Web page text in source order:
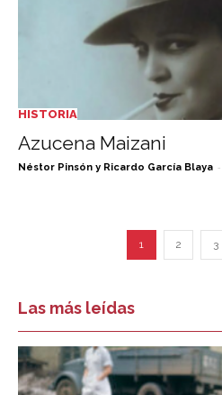
HISTORIA
Azucena Maizani
Néstor Pinsón y Ricardo García Blaya -
1 2 3
Las más leídas